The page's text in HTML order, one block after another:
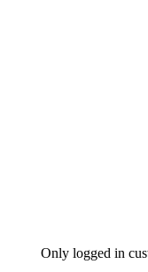
Only logged in